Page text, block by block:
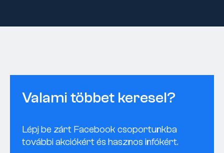
Valami többet keresel?
Lépj be zárt Facebook csoportunkba
további akciókért és hasznos infókért.